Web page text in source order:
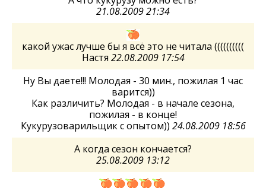
21.08.2009 21:34
какой ужас лучше бы я всё это не читала ((((((((((
Настя 22.08.2009 17:54
Ну Вы даете!!! Молодая - 30 мин., пожилая 1 час
варится))
Как различить? Молодая - в начале сезона,
пожилая - в конце!
Кукурузоварильщик с опытом)) 24.08.2009 18:56
А когда сезон кончается?
25.08.2009 13:12